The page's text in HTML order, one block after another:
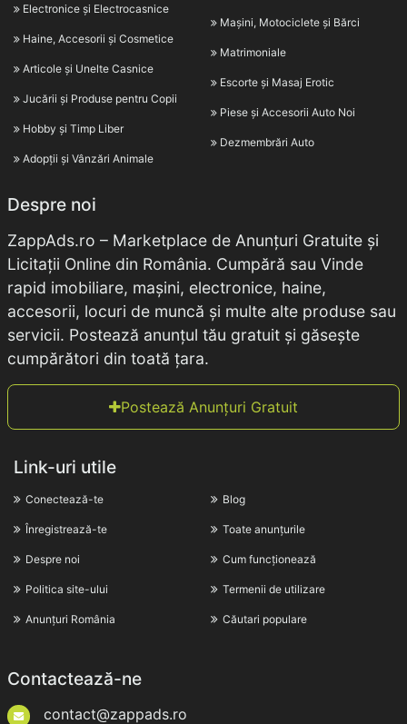
Electronice și Electrocasnice
Haine, Accesorii și Cosmetice
Articole și Unelte Casnice
Jucării și Produse pentru Copii
Hobby și Timp Liber
Adopții și Vânzări Animale
Mașini, Motociclete și Bărci
Matrimoniale
Escorte și Masaj Erotic
Piese și Accesorii Auto Noi
Dezmembrări Auto
Despre noi
ZappAds.ro – Marketplace de Anunțuri Gratuite și
Licitații Online din România. Cumpără sau Vinde
rapid imobiliare, mașini, electronice, haine,
accesorii, locuri de muncă și multe alte produse sau
servicii. Postează anunțul tău gratuit și găsește
cumpărători din toată țara.
Postează Anunțuri Gratuit
Link-uri utile
Conectează-te
Înregistrează-te
Despre noi
Politica site-ului
Anunțuri România
Blog
Toate anunțurile
Cum funcționează
Termenii de utilizare
Căutari populare
Contactează-ne
contact@zappads.ro